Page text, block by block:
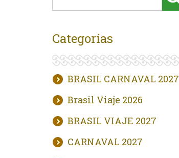
Categorías
BRASIL CARNAVAL 2027
Brasil Viaje 2026
BRASIL VIAJE 2027
CARNAVAL 2027